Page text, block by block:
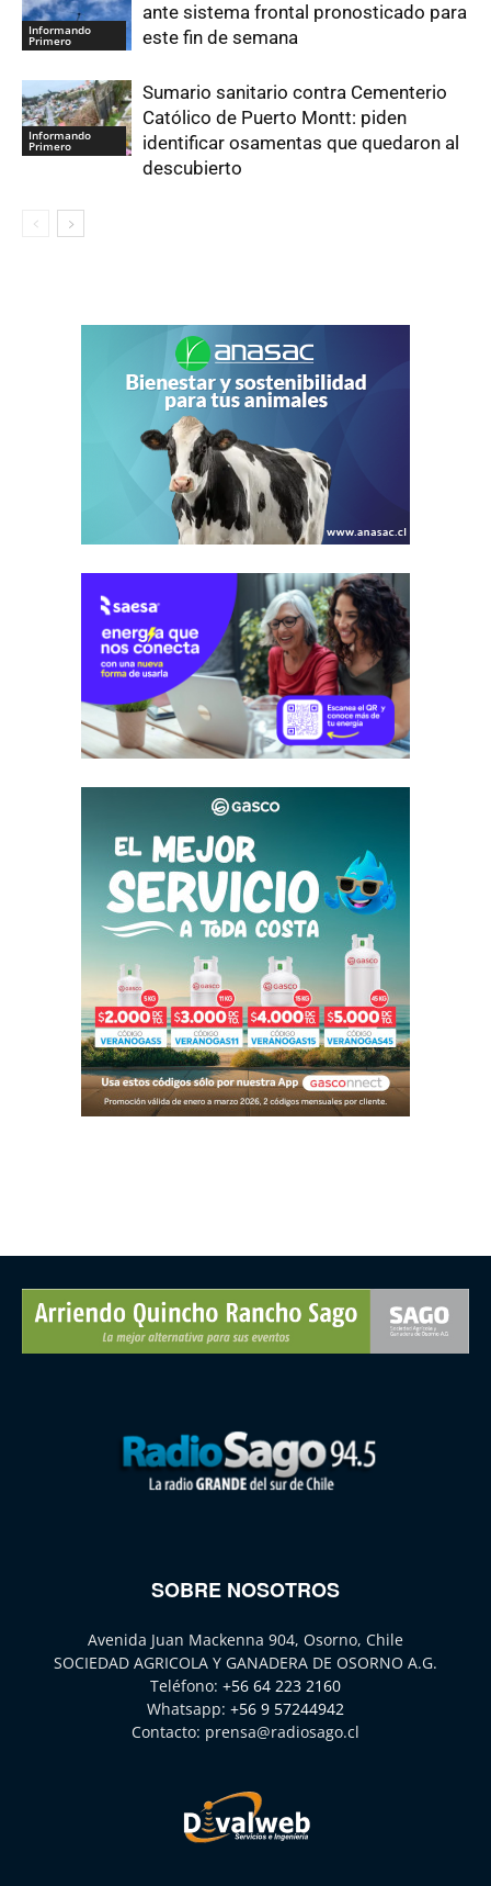
Informando
Primero
ante sistema frontal pronosticado para
este fin de semana
Informando
Primero
Sumario sanitario contra Cementerio
Católico de Puerto Montt: piden
identificar osamentas que quedaron al
descubierto
SOBRE NOSOTROS
Avenida Juan Mackenna 904, Osorno, Chile
SOCIEDAD AGRICOLA Y GANADERA DE OSORNO A.G.
Teléfono: +56 64 223 2160
Whatsapp: +56 9 57244942
Contacto: prensa@radiosago.cl